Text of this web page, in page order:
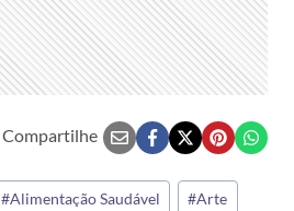
Compartilhe
#Alimentação Saudável #Arte